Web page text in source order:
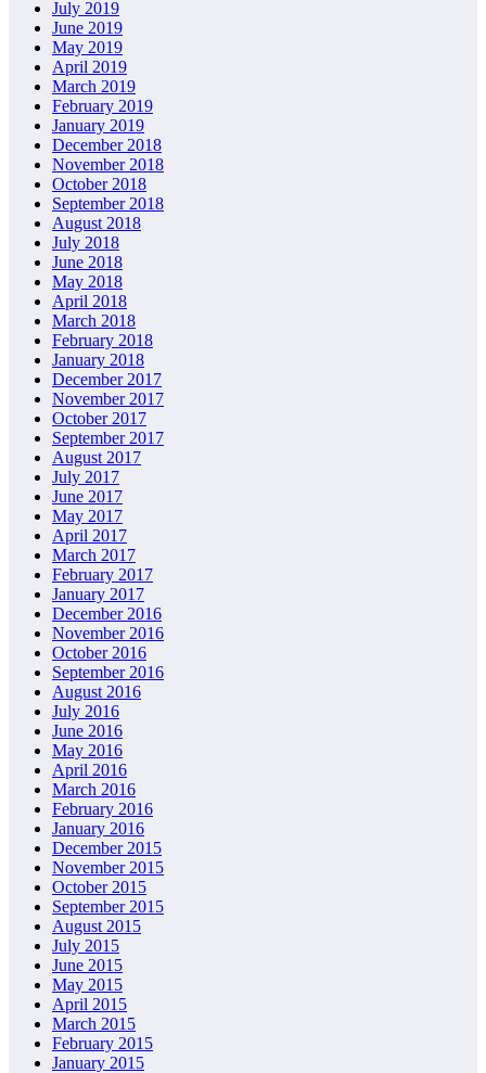
July 2019
June 2019
May 2019
April 2019
March 2019
February 2019
January 2019
December 2018
November 2018
October 2018
September 2018
August 2018
July 2018
June 2018
May 2018
April 2018
March 2018
February 2018
January 2018
December 2017
November 2017
October 2017
September 2017
August 2017
July 2017
June 2017
May 2017
April 2017
March 2017
February 2017
January 2017
December 2016
November 2016
October 2016
September 2016
August 2016
July 2016
June 2016
May 2016
April 2016
March 2016
February 2016
January 2016
December 2015
November 2015
October 2015
September 2015
August 2015
July 2015
June 2015
May 2015
April 2015
March 2015
February 2015
January 2015